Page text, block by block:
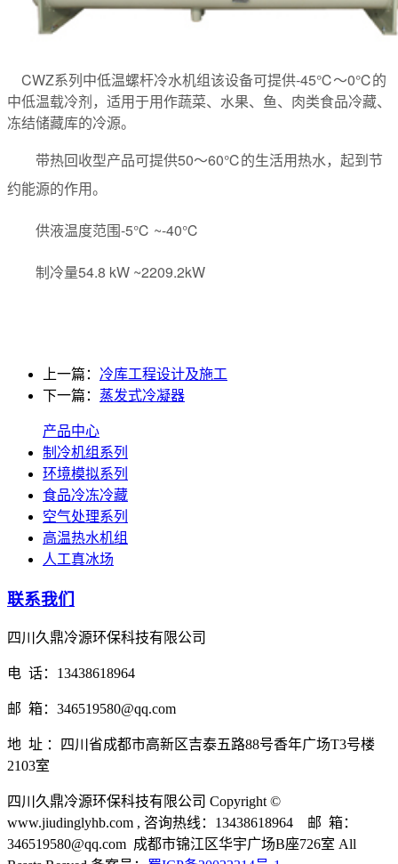
CWZ系列中低温螺杆冷水机组该设备可提供-45℃～0℃的
中低温载冷剂，适用于用作蔬菜、水果、鱼、肉类食品冷藏、
冻结储藏库的冷源。
带热回收型产品可提供50～60℃的生活用热水，起到节
约能源的作用。
供液温度范围-5℃ ~-40℃
制冷量54.8 kW ~2209.2kW
上一篇： 冷库工程设计及施工
下一篇： 蒸发式冷凝器
产品中心
制冷机组系列
环境模拟系列
食品冷冻冷藏
空气处理系列
高温热水机组
人工真冰场
联系我们
四川久鼎冷源环保科技有限公司
电 话：13438618964
邮 箱：346519580@qq.com
地 址 ：四川省成都市高新区吉泰五路88号香年广场T3号楼
2103室
四川久鼎冷源环保科技有限公司 Copyright ©
www.jiudinglyhb.com , 咨询热线：13438618964 邮 箱：
346519580@qq.com 成都市锦江区华宇广场B座726室 All